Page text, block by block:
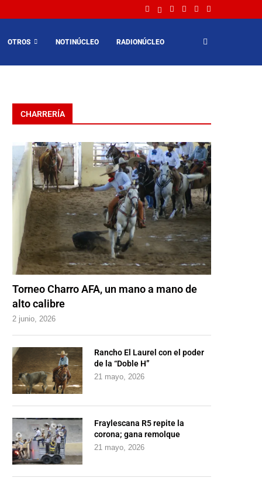
OTROS NOTINÚCLEO RADIONÚCLEO
CHARRERÍA
Torneo Charro AFA, un mano a mano de
alto calibre
2 junio, 2026
Rancho El Laurel con el poder
de la “Doble H”
21 mayo, 2026
Fraylescana R5 repite la
corona; gana remolque
21 mayo, 2026